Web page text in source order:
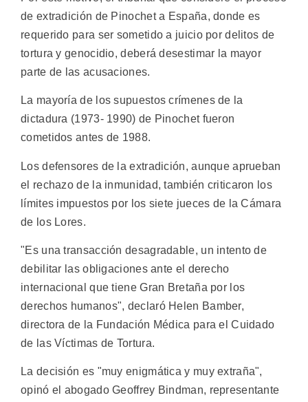
de extradición de Pinochet a España, donde es
requerido para ser sometido a juicio por delitos de
tortura y genocidio, deberá desestimar la mayor
parte de las acusaciones.
La mayoría de los supuestos crímenes de la
dictadura (1973- 1990) de Pinochet fueron
cometidos antes de 1988.
Los defensores de la extradición, aunque aprueban
el rechazo de la inmunidad, también criticaron los
límites impuestos por los siete jueces de la Cámara
de los Lores.
"Es una transacción desagradable, un intento de
debilitar las obligaciones ante el derecho
internacional que tiene Gran Bretaña por los
derechos humanos", declaró Helen Bamber,
directora de la Fundación Médica para el Cuidado
de las Víctimas de Tortura.
La decisión es "muy enigmática y muy extraña",
opinó el abogado Geoffrey Bindman, representante